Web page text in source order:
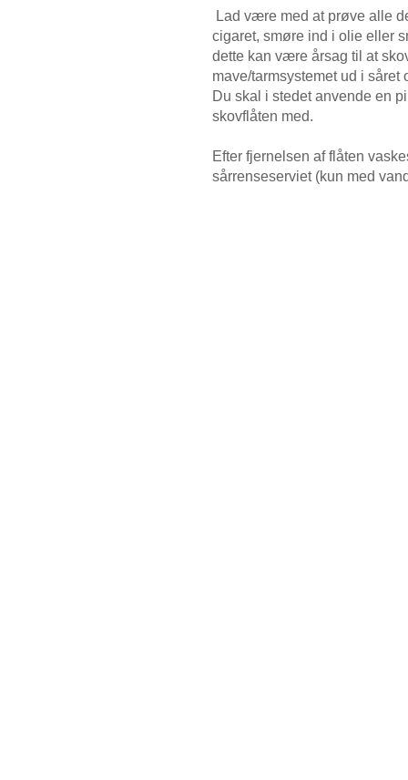
Lad være med at prøve alle
cigaret, smøre ind i olie eller
dette kan være årsag til at
mave/tarmsystemet ud i
Du skal i stedet anvende en
skovflåten med.
Efter fjernelsen af flåten
sårrenseserviet (kun med